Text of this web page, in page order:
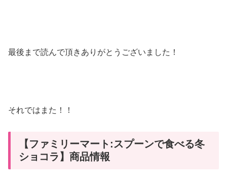
最後まで読んで頂きありがとうございました！
それではまた！！
【ファミリーマート:スプーンで食べる冬
ショコラ】商品情報